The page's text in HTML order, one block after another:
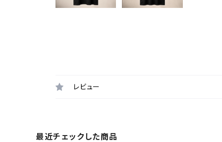
レビュー
最近チェックした商品